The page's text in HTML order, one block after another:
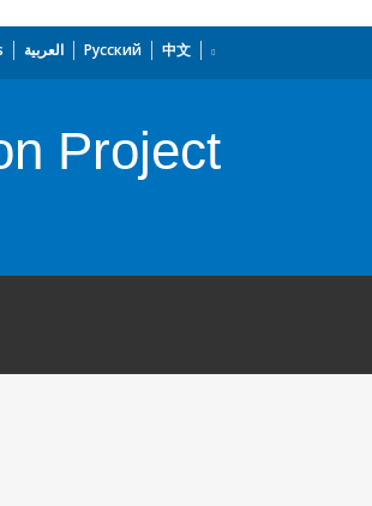
العربية Русский 中文
Project